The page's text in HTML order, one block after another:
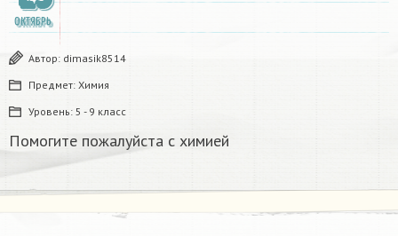
ОКТЯБРЬ
Автор: dimasik8514
Предмет: Химия
Уровень: 5 - 9 класс
Помогите пожалуйста с химией